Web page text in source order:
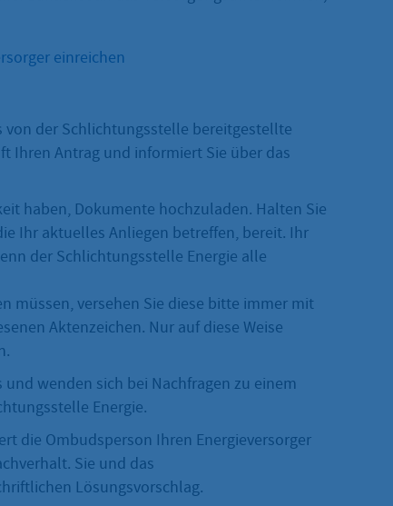
einreichen
der Schlichtungsstelle bereitgestellte
Ihren Antrag und informiert Sie über das
haben, Dokumente hochzuladen. Halten Sie
Ihr aktuelles Anliegen betreffen, bereit. Ihr
der Schlichtungsstelle Energie alle
müssen, versehen Sie diese bitte immer mit
Aktenzeichen. Nur auf diese Weise
wenden sich bei Nachfragen zu einem
Energie.
die Ombudsperson Ihren Energieversorger
Sie und das
Lösungsvorschlag.